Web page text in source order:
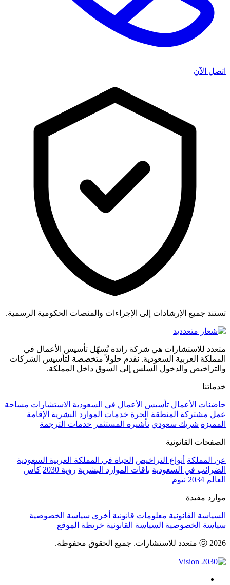
اتصل الآن
تستند جميع الإرشادات إلى الإجراءات والمنصات الحكومية الرسمية.
متعدد للاستشارات هي شركة رائدة تُسهّل تأسيس الأعمال في
المملكة العربية السعودية. نقدم حلولاً متخصصة لتأسيس الشركات
والتراخيص والدخول السلس إلى السوق داخل المملكة.
خدماتنا
حاضنات الأعمال تأسيس الأعمال في السعودية الاستشارات مساحة
عمل مشتركة المنطقة الحرة خدمات الموارد البشرية الإقامة
المميزة شريك سعودي تأشيرة المستثمر خدمات الترجمة
الصفحات القانونية
عن المملكة أنواع التراخيص الحياة في المملكة العربية السعودية
الضرائب في السعودية باقات الموارد البشرية رؤية 2030
كأس
العالم 2034
نيوم
موارد مفيدة
السياسة القانونية معلومات قانونية أخرى سياسة الخصوصية
سياسة الخصوصية السياسة القانونية خريطة الموقع
ⓒ 2026 متعدد للاستشارات. جميع الحقوق محفوظة.